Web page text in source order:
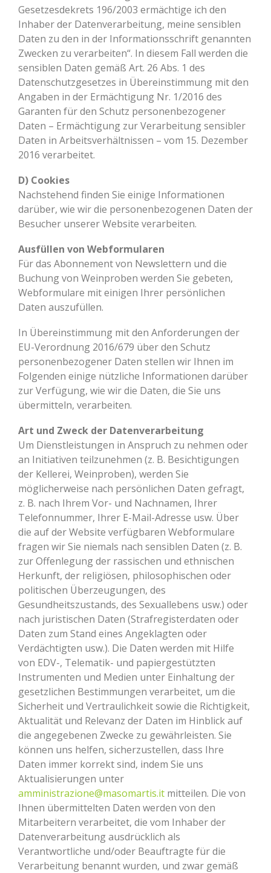
Gesetzesdekrets 196/2003 ermächtige ich den
Inhaber der Datenverarbeitung, meine sensiblen
Daten zu den in der Informationsschrift genannten
Zwecken zu verarbeiten“. In diesem Fall werden die
sensiblen Daten gemäß Art. 26 Abs. 1 des
Datenschutzgesetzes in Übereinstimmung mit den
Angaben in der Ermächtigung Nr. 1/2016 des
Garanten für den Schutz personenbezogener
Daten – Ermächtigung zur Verarbeitung sensibler
Daten in Arbeitsverhältnissen – vom 15. Dezember
2016 verarbeitet.
D) Cookies
Nachstehend finden Sie einige Informationen
darüber, wie wir die personenbezogenen Daten der
Besucher unserer Website verarbeiten.
Ausfüllen von Webformularen
Für das Abonnement von Newslettern und die
Buchung von Weinproben werden Sie gebeten,
Webformulare mit einigen Ihrer persönlichen
Daten auszufüllen.
In Übereinstimmung mit den Anforderungen der
EU-Verordnung 2016/679 über den Schutz
personenbezogener Daten stellen wir Ihnen im
Folgenden einige nützliche Informationen darüber
zur Verfügung, wie wir die Daten, die Sie uns
übermitteln, verarbeiten.
Art und Zweck der Datenverarbeitung
Um Dienstleistungen in Anspruch zu nehmen oder
an Initiativen teilzunehmen (z. B. Besichtigungen
der Kellerei, Weinproben), werden Sie
möglicherweise nach persönlichen Daten gefragt,
z. B. nach Ihrem Vor- und Nachnamen, Ihrer
Telefonnummer, Ihrer E-Mail-Adresse usw. Über
die auf der Website verfügbaren Webformulare
fragen wir Sie niemals nach sensiblen Daten (z. B.
zur Offenlegung der rassischen und ethnischen
Herkunft, der religiösen, philosophischen oder
politischen Überzeugungen, des
Gesundheitszustands, des Sexuallebens usw.) oder
nach juristischen Daten (Strafregisterdaten oder
Daten zum Stand eines Angeklagten oder
Verdächtigten usw.). Die Daten werden mit Hilfe
von EDV-, Telematik- und papiergestützten
Instrumenten und Medien unter Einhaltung der
gesetzlichen Bestimmungen verarbeitet, um die
Sicherheit und Vertraulichkeit sowie die Richtigkeit,
Aktualität und Relevanz der Daten im Hinblick auf
die angegebenen Zwecke zu gewährleisten. Sie
können uns helfen, sicherzustellen, dass Ihre
Daten immer korrekt sind, indem Sie uns
Aktualisierungen unter
amministrazione@masomartis.it mitteilen. Die von
Ihnen übermittelten Daten werden von den
Mitarbeitern verarbeitet, die vom Inhaber der
Datenverarbeitung ausdrücklich als
Verantwortliche und/oder Beauftragte für die
Verarbeitung benannt wurden, und zwar gemäß